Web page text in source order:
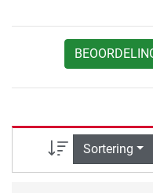
Sortering